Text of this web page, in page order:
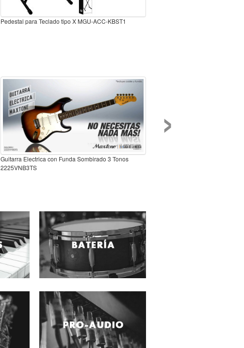
Pedestal para Teclado tipo X MGU-ACC-KBST1
Guitarra Electrica con Funda Sombirado 3 Tonos
2225VNB3TS
›